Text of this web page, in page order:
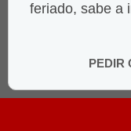
feriado, sabe a
PEDIR